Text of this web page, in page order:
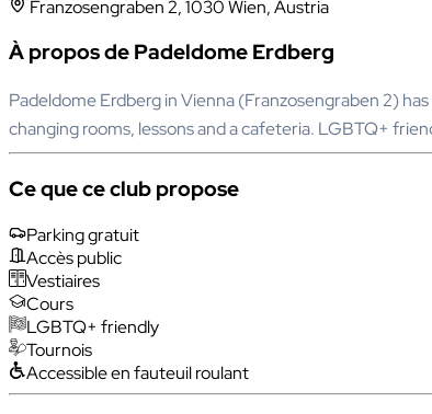
Franzosengraben 2, 1030 Wien, Austria
À propos de Padeldome Erdberg
Padeldome Erdberg in Vienna (Franzosengraben 2)
changing rooms, lessons and a cafeteria. LGBTQ+
Ce que ce club propose
Parking gratuit
Accès public
Vestiaires
Cours
LGBTQ+ friendly
Tournois
Accessible en fauteuil roulant